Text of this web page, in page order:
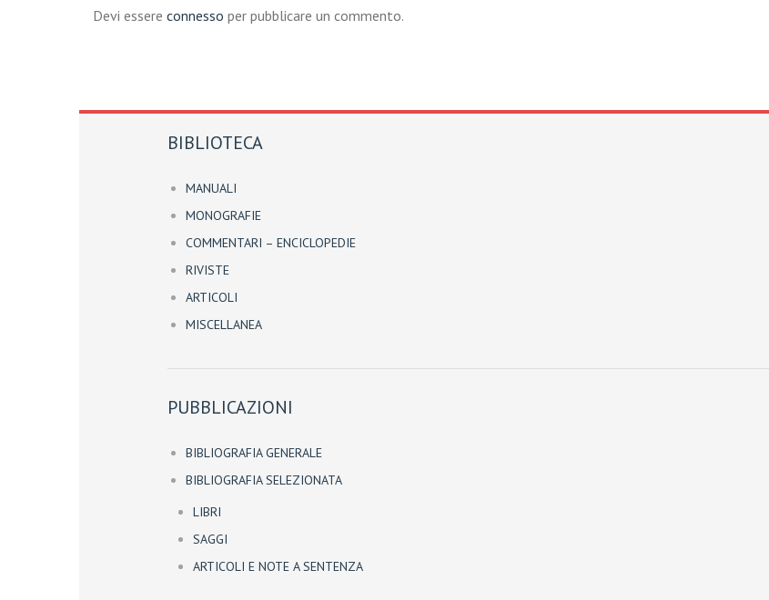
Devi essere connesso per pubblicare un commento.
BIBLIOTECA
MANUALI
MONOGRAFIE
COMMENTARI – ENCICLOPEDIE
RIVISTE
ARTICOLI
MISCELLANEA
PUBBLICAZIONI
BIBLIOGRAFIA GENERALE
BIBLIOGRAFIA SELEZIONATA
LIBRI
SAGGI
ARTICOLI E NOTE A SENTENZA